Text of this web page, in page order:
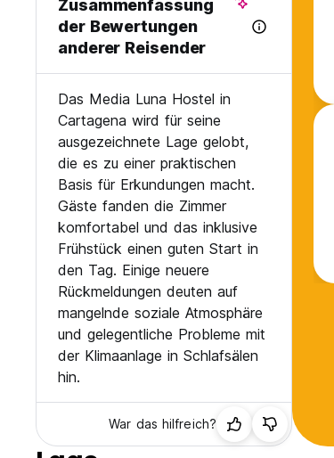
Zusammenfassung
der Bewertungen
anderer Reisender
Das Media Luna Hostel in
Cartagena wird für seine
ausgezeichnete Lage gelobt,
die es zu einer praktischen
Basis für Erkundungen macht.
Gäste fanden die Zimmer
komfortabel und das inklusive
Frühstück einen guten Start in
den Tag. Einige neuere
Rückmeldungen deuten auf
mangelnde soziale Atmosphäre
und gelegentliche Probleme mit
der Klimaanlage in Schlafsälen
hin.
War das hilfreich?